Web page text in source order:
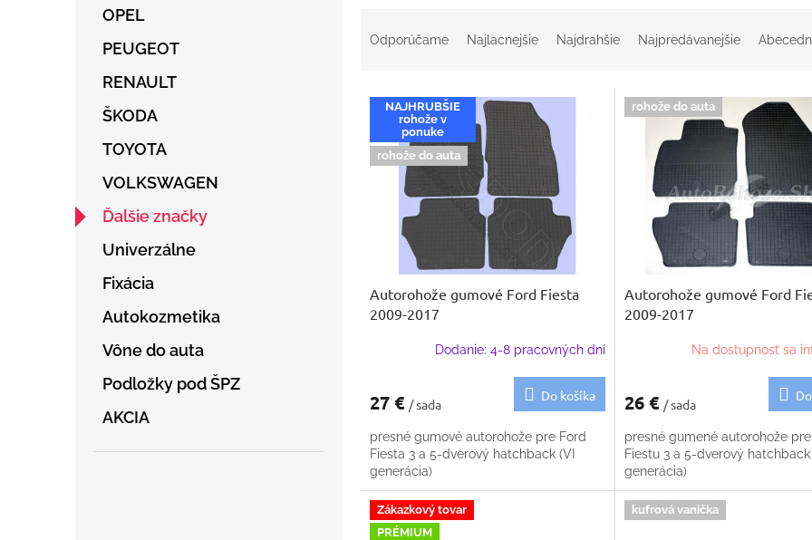
OPEL
PEUGEOT
RENAULT
ŠKODA
TOYOTA
VOLKSWAGEN
Ďalšie značky
Univerzálne
Fixácia
Autokozmetika
Vône do auta
Podložky pod ŠPZ
AKCIA
o
Odporúčame Najlacnejšie Najdrahšie Najpredávanejšie
V
p
NAJHRUBŠIE
rohože v
ponuke
rohože do auta
Autorohože gumové Ford Fiesta
2009-2017
Dodanie: 4-8 pracovných dní
27 € / sada
Do košíka
presné gumové autorohože pre Ford
Fiesta 3 a 5-dverový hatchback (VI
generácia)
rohože do auta
Autorohože gumové Ford
2009-2017
Na dostupnosť sa
26 € / sada
presné gumené autorohože
Fiestu 3 a 5-dverový hatchback
generácia)
Zákazkový tovar
PRÉMIUM
kufrová vanička